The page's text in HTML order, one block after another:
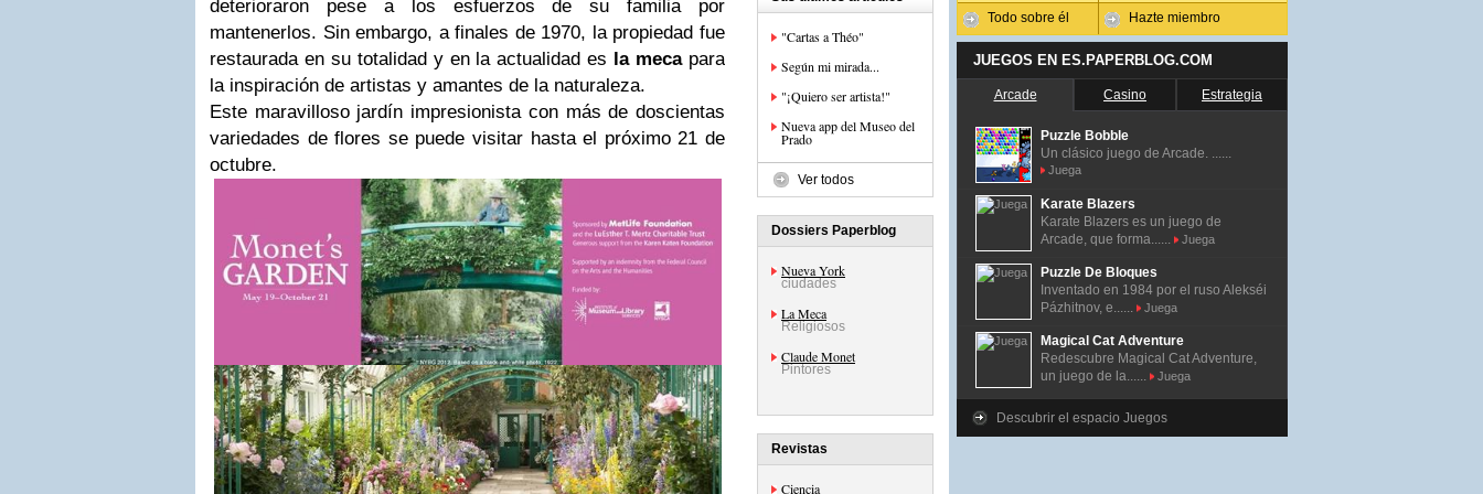
deterioraron pese a los esfuerzos de su familia por
mantenerlos. Sin embargo, a finales de 1970, la propiedad fue
restaurada en su totalidad y en la actualidad es la mecapara
la inspiración de artistas y amantes de la naturaleza.
Este maravilloso jardín impresionista con más de doscientas
variedades de flores se puede visitar hasta el próximo 21 de
octubre.
"Cartas a Théo"
Según mi mirada...
"¡Quiero ser artista!"
Nueva app del Museo del
Prado
Ver todos
Dossiers Paperblog
Nueva York
ciudades
La Meca
Religiosos
Claude Monet
Pintores
Revistas
Ciencia
Todo sobre él Hazte miembro
JUEGOS EN ES.PAPERBLOG.COM
Arcade Casino Estrategia
Puzzle Bobble
Un clásico juego de Arcade. ......
Juega
Karate Blazers
Karate Blazers es un juego de
Arcade, que forma......
Juega
Puzzle De Bloques
Inventado en 1984 por el ruso Alekséi
Pázhitnov, e......
Juega
Magical Cat Adventure
Redescubre Magical Cat Adventure,
un juego de la......
Juega
Descubrir el espacio Juegos